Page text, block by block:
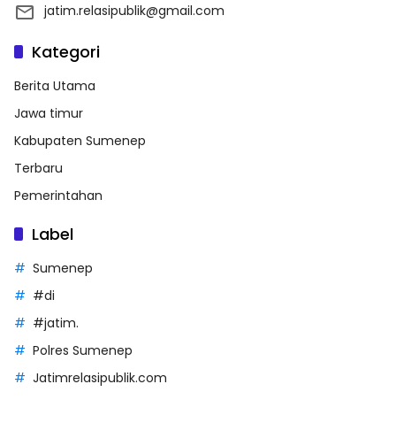
jatim.relasipublik@gmail.com
Kategori
Berita Utama
Jawa timur
Kabupaten Sumenep
Terbaru
Pemerintahan
Label
Sumenep
#di
#jatim.
Polres Sumenep
Jatimrelasipublik.com